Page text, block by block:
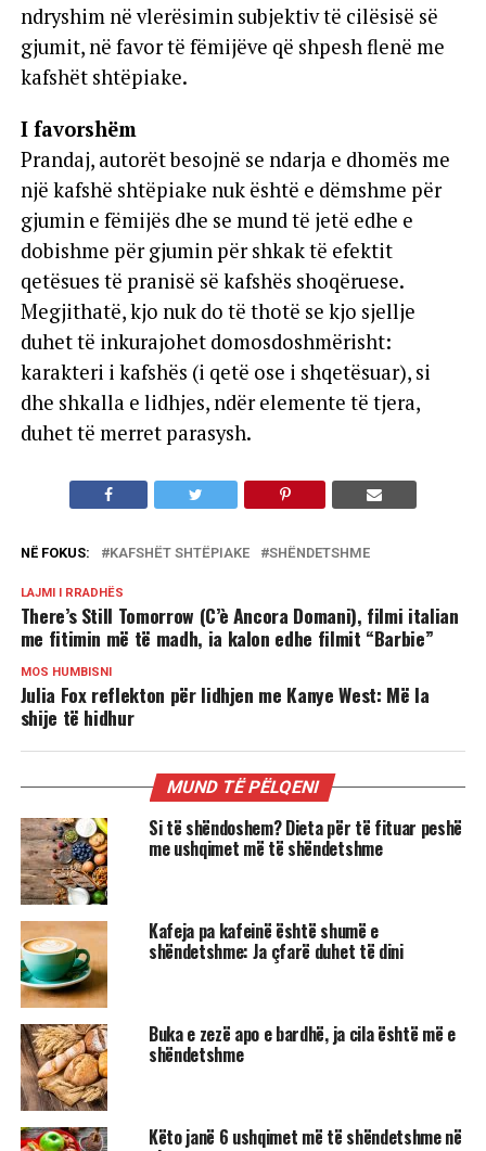
ndryshim në vlerësimin subjektiv të cilësisë së
gjumit, në favor të fëmijëve që shpesh flenë me
kafshët shtëpiake.
I favorshëm
Prandaj, autorët besojnë se ndarja e dhomës me
një kafshë shtëpiake nuk është e dëmshme për
gjumin e fëmijës dhe se mund të jetë edhe e
dobishme për gjumin për shkak të efektit
qetësues të pranisë së kafshës shoqëruese.
Megjithatë, kjo nuk do të thotë se kjo sjellje
duhet të inkurajohet domosdoshmërisht:
karakteri i kafshës (i qetë ose i shqetësuar), si
dhe shkalla e lidhjes, ndër elemente të tjera,
duhet të merret parasysh.
NË FOKUS: KAFSHËT SHTËPIAKE SHËNDETSHME
LAJMI I RRADHËS
There’s Still Tomorrow (C’è Ancora Domani), filmi italian
me fitimin më të madh, ia kalon edhe filmit “Barbie”
MOS HUMBISNI
Julia Fox reflekton për lidhjen me Kanye West: Më la
shije të hidhur
MUND TË PËLQENI
Si të shëndoshem? Dieta për të fituar peshë
me ushqimet më të shëndetshme
Kafeja pa kafeinë është shumë e
shëndetshme: Ja çfarë duhet të dini
Buka e zezë apo e bardhë, ja cila është më e
shëndetshme
Këto janë 6 ushqimet më të shëndetshme në